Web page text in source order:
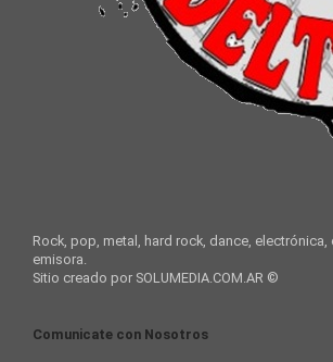
Rock, pop, metal, hard rock, dance,
emisora.
Sitio creado por SOLUMEDIA.COM.AR ©
Comunicate con Nosotros